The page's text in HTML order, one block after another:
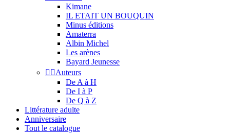
Kimane
IL ETAIT UN BOUQUIN
Minus éditions
Amaterra
Albin Michel
Les arènes
Bayard Jeunesse
 Auteurs
De A à H
De I à P
De Q à Z
Littérature adulte
Anniversaire
Tout le catalogue